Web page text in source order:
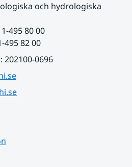
och hydrologiska
495 80 00
495 82 00
0696